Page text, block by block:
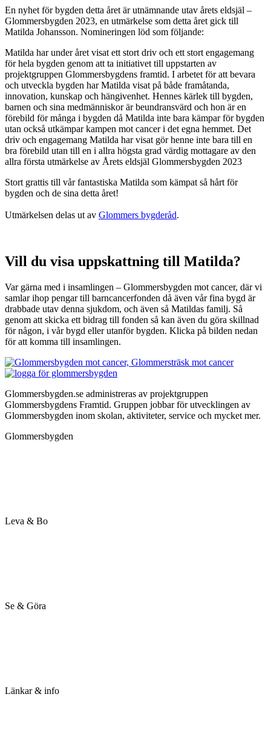
En nyhet för bygden detta året är utnämnande utav årets eldsjäl –
Glommersbygden 2023, en utmärkelse som detta året gick till
Matilda Johansson. Nomineringen löd som följande:
Matilda har under året visat ett stort driv och ett stort engagemang
för hela bygden genom att ta initiativet till uppstarten av
projektgruppen Glommersbygdens framtid. I arbetet för att bevara
och utveckla bygden har Matilda visat på både framåtanda,
innovation, kunskap och hängivenhet. Hennes kärlek till bygden,
barnen och sina medmänniskor är beundransvärd och hon är en
förebild för många i bygden då Matilda inte bara kämpar för bygden
utan också utkämpar kampen mot cancer i det egna hemmet. Det
driv och engagemang Matilda har visat gör henne inte bara till en
bra förebild utan till en i allra högsta grad värdig mottagare av den
allra första utmärkelse av Årets eldsjäl Glommersbygden 2023
Stort grattis till vår fantastiska Matilda som kämpat så hårt för
bygden och de sina detta året!
Utmärkelsen delas ut av Glommers bygderåd.
Vill du visa uppskattning till Matilda?
Var gärna med i insamlingen – Glommersbygden mot cancer, där vi
samlar ihop pengar till barncancerfonden då även vår fina bygd är
drabbade utav denna sjukdom, och även så Matildas familj. Så
genom att skicka ett bidrag till fonden så kan även du göra skillnad
för någon, i vår bygd eller utanför bygden. Klicka på bilden nedan
för att komma till insamlingen.
Glommersbygden.se administreras av projektgruppen
Glommersbygdens Framtid. Gruppen jobbar för utvecklingen av
Glommersbygden inom skolan, aktiviteter, service och mycket mer.
Glommersbygden
Leva & Bo
Se & Göra
Länkar & info